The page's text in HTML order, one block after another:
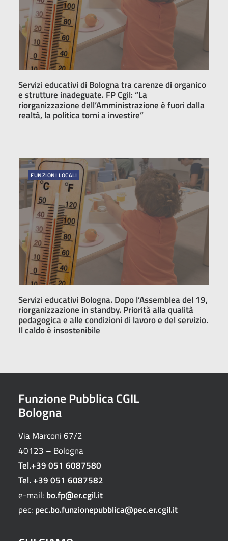
Servizi educativi di Bologna tra carenze di organico
e strutture inadeguate. FP Cgil: “La
riorganizzazione dell’Amministrazione è fuori dalla
realtà, la politica torni a investire”
FUNZIONI LOCALI
Servizi educativi Bologna. Dopo l’Assemblea del 19,
riorganizzazione in standby. Priorità alla qualità
pedagogica e alle condizioni di lavoro e del servizio.
Il caldo è insostenibile
Funzione Pubblica CGIL
Bologna
Via Marconi 67/2
40123 – Bologna
Tel.+39 051 6087580
Tel. +39 051 6087582
e-mail: bo.fp@er.cgil.it
pec: pec.bo.funzionepubblica@pec.er.cgil.it